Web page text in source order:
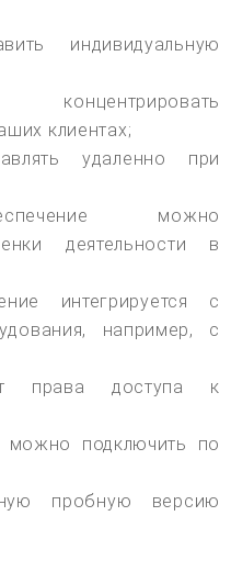
индивидуальную
клиентах;
удаленно при
можно
деятельности в
интегрируется с
например, с
права доступа к
можно подключить по
пробную версию